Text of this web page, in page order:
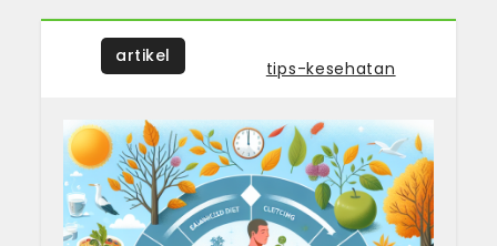
artikel
tips-kesehatan